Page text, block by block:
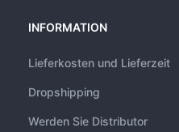
INFORMATION
Lieferkosten und Lieferzeit
Dropshipping
Werden Sie Distributor